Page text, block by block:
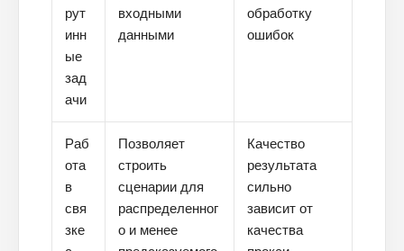
рут
инн
ые
зад
ачи
входными
данными
обработку
ошибок
Раб
ота
в
свя
зке
Позволяет
строить
сценарии для
распределенног
о и менее
Качество
результата
сильно
зависит от
качества